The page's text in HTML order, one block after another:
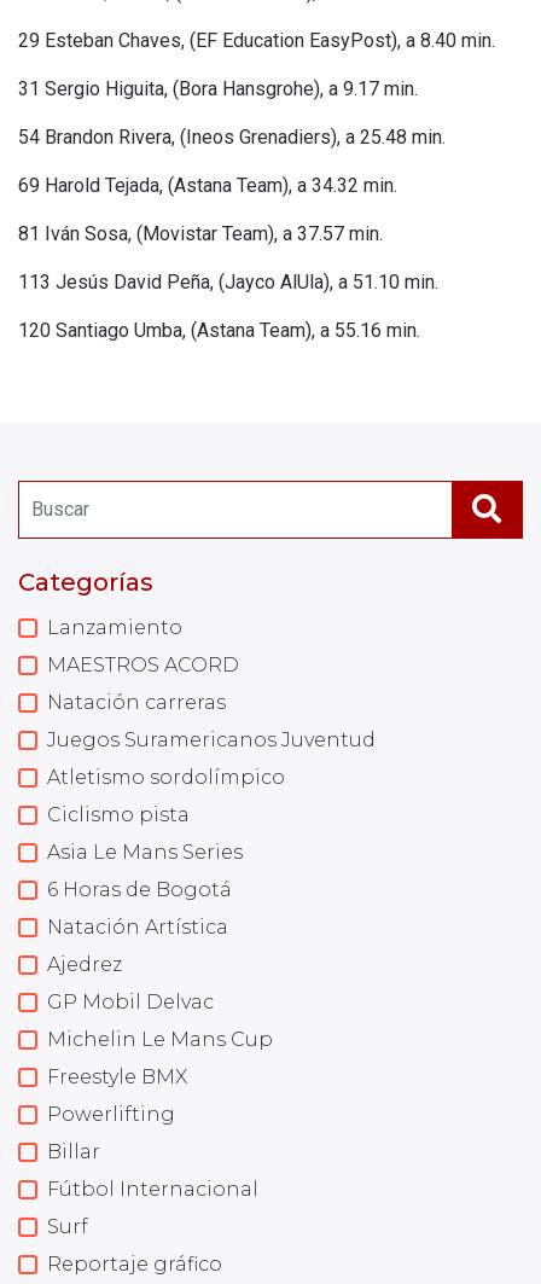
Categorías
Lanzamiento
MAESTROS ACORD
Natación carreras
Juegos Suramericanos Juventud
Atletismo sordolímpico
Ciclismo pista
Asia Le Mans Series
6 Horas de Bogotá
Natación Artística
Ajedrez
GP Mobil Delvac
Michelin Le Mans Cup
Freestyle BMX
Powerlifting
Billar
Fútbol Internacional
Surf
Reportaje gráfico
29 Esteban Chaves, (EF Education EasyPost), a 8.40 min.
31 Sergio Higuita, (Bora Hansgrohe), a 9.17 min.
54 Brandon Rivera, (Ineos Grenadiers), a 25.48 min.
69 Harold Tejada, (Astana Team), a 34.32 min.
81 Iván Sosa, (Movistar Team), a 37.57 min.
113 Jesús David Peña, (Jayco AlUla), a 51.10 min.
120 Santiago Umba, (Astana Team), a 55.16 min.